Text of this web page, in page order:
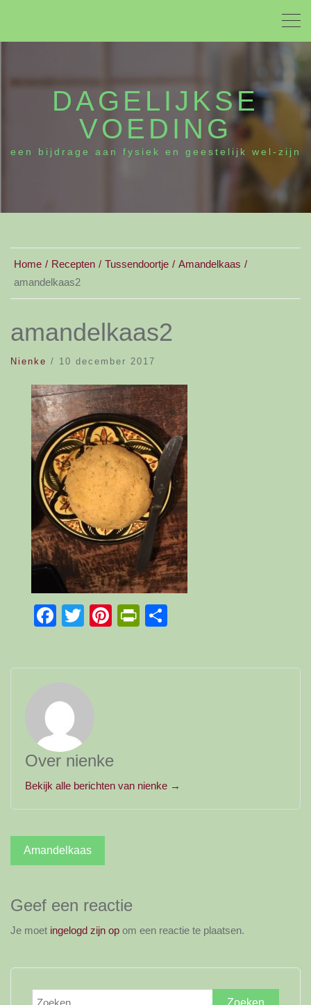
DAGELIJKSE
VOEDING
een bijdrage aan fysiek en geestelijk wel-zijn
Home Recepten Tussendoortje
Amandelkaas
amandelkaas2
amandelkaas2
Nienke / 10 december 2017
Facebook
TwitterPinterest
PrintFriendly
Over nienke
Bekijk alle berichten van nienke →
Bericht
navigatie
Amandelkaas
Geef een reactie
Je moet ingelogd zijn op om een reactie te plaatsen.
Zoeken